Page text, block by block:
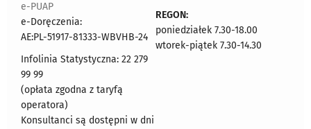
e-PUAP
e-Doręczenia:
AE:PL-51917-81333-WBVHB-24
Infolinia Statystyczna: 22 279
99 99
(opłata zgodna z taryfą
operatora)
Konsultanci są dostępni w dni
REGON:
poniedziałek 7.30-18.00
wtorek-piątek 7.30-14.30